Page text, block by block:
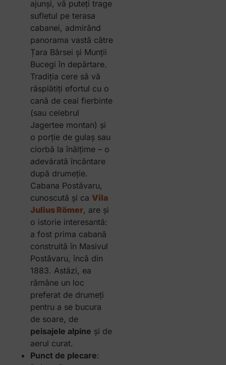
ajunși, vă puteți trage
sufletul pe terasa
cabanei, admirând
panorama vastă către
Țara Bârsei și Munții
Bucegi în depărtare.
Tradiția cere să vă
răsplătiți efortul cu o
cană de ceai fierbinte
(sau celebrul
Jagertee montan) și
o porție de gulaș sau
ciorbă la înălțime – o
adevărată încântare
după drumeție.
Cabana Postăvaru,
cunoscută și ca Vila
Julius Römer, are și
o istorie interesantă:
a fost prima cabană
construită în Masivul
Postăvaru, încă din
1883. Astăzi, ea
rămâne un loc
preferat de drumeți
pentru a se bucura
de soare, de
peisajele alpine și de
aerul curat.
Punct de plecare: